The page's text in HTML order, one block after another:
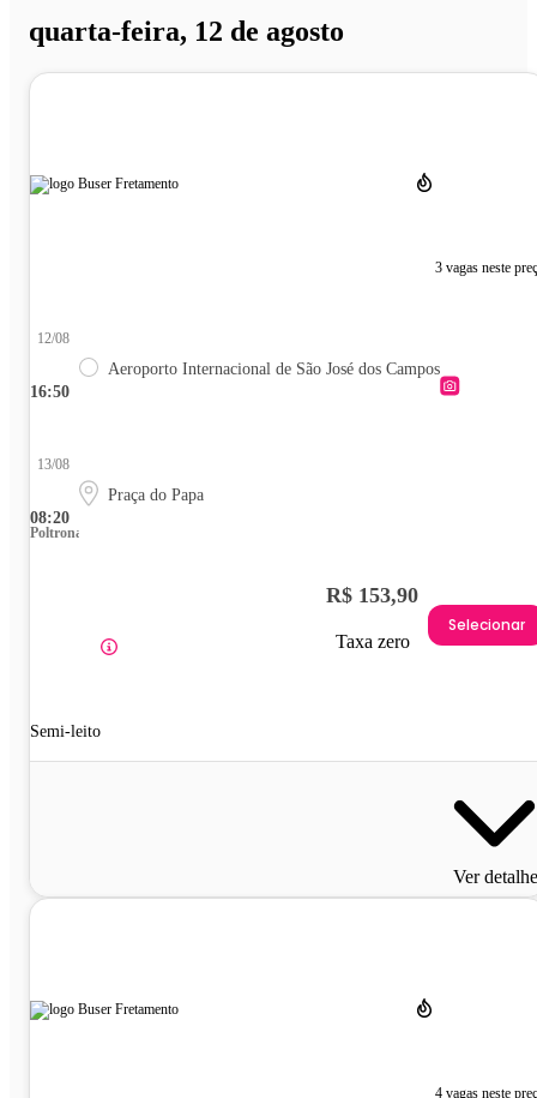
quarta-feira, 12 de agosto
3 vagas neste
16:50
12/08
Aeroporto Internacional de São José dos Campos
08:20
13/08
Praça do Papa
Poltrona
Semi-leito
R$ 153,90
Taxa zero
Selecionar
Ver
4 vagas neste